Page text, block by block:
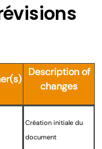
Description of
changes
Création initiale du
document